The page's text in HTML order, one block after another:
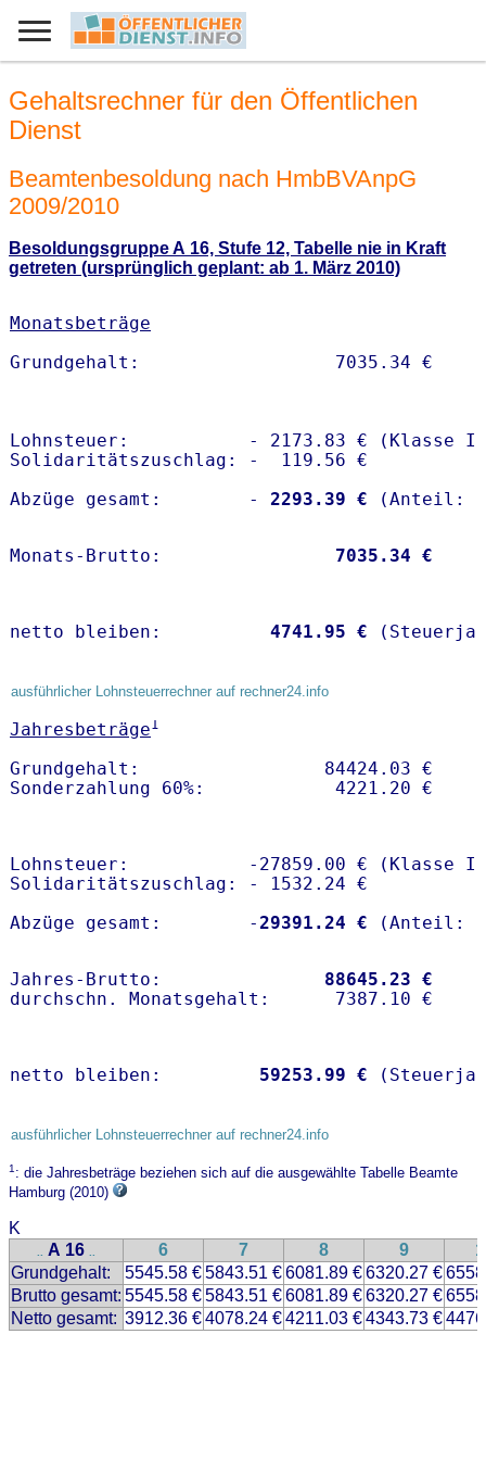
Gehaltsrechner für den Öffentlichen
Dienst
Beamtenbesoldung nach HmbBVAnpG
2009/2010
Besoldungsgruppe A 16, Stufe 12, Tabelle nie in Kraft
getreten (ursprünglich geplant: ab 1. März 2010)
Monatsbeträge
Lohnsteuer:           - 2173.83 € (Klasse I)
Solidaritätszuschlag: -  119.56 €
Abzüge gesamt:        -
2293.39 €
Monats-Brutto: 7035.34 €
netto bleiben: 4741.95 €
ausführlicher Lohnsteuerrechner auf rechner24.info
Jahresbeträge1
Grundgehalt:                 84424.03 €
Lohnsteuer:           -27859.00 € (Klasse I)
Solidaritätszuschlag: - 1532.24 €
Abzüge gesamt:        -29391.24 €
Jahres-Brutto: 88645.23 €
netto bleiben: 59253.99 €
ausführlicher Lohnsteuerrechner auf rechner24.info
1: die Jahresbeträge beziehen sich auf die ausgewählte Tabelle Beamte
Hamburg (2010)
K
.. A 16 .. 6 7 8 9
Grundgehalt:
5545.58 €5843.51 €6081.89 €6320.27 €
Brutto gesamt: 5545.58 €5843.51 €6081.89 €6320.27 €
Netto gesamt: 3912.36 €4078.24 €4211.03 €4343.73 €